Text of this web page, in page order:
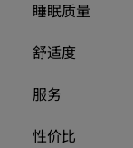
睡眠质量
舒适度
服务
性价比